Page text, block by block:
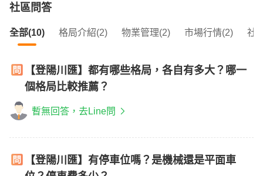
社區問答
全部(10) 格局介紹(2) 物業管理(2) 市場行情(2) 社
【登陽川匯】都有哪些格局，各自有多大？哪一
個格局比較推薦？
暫無回答，去Line問
【登陽川匯】有停車位嗎？是機械還是平面車